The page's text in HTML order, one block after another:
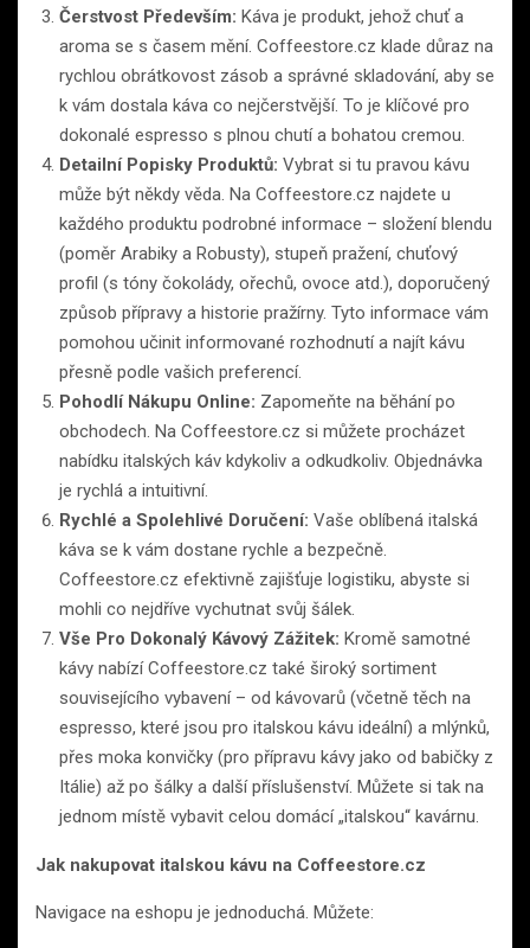
Čerstvost Především: Káva je produkt, jehož chuť a
aroma se s časem mění. Coffeestore.cz klade důraz na
rychlou obrátkovost zásob a správné skladování, aby se
k vám dostala káva co nejčerstvější. To je klíčové pro
dokonalé espresso s plnou chutí a bohatou cremou.
Detailní Popisky Produktů: Vybrat si tu pravou kávu
může být někdy věda. Na Coffeestore.cz najdete u
každého produktu podrobné informace – složení blendu
(poměr Arabiky a Robusty), stupeň pražení, chuťový
profil (s tóny čokolády, ořechů, ovoce atd.), doporučený
způsob přípravy a historie pražírny. Tyto informace vám
pomohou učinit informované rozhodnutí a najít kávu
přesně podle vašich preferencí.
Pohodlí Nákupu Online: Zapomeňte na běhání po
obchodech. Na Coffeestore.cz si můžete procházet
nabídku italských káv kdykoliv a odkudkoliv. Objednávka
je rychlá a intuitivní.
Rychlé a Spolehlivé Doručení: Vaše oblíbená italská
káva se k vám dostane rychle a bezpečně.
Coffeestore.cz efektivně zajišťuje logistiku, abyste si
mohli co nejdříve vychutnat svůj šálek.
Vše Pro Dokonalý Kávový Zážitek: Kromě samotné
kávy nabízí Coffeestore.cz také široký sortiment
souvisejícího vybavení – od kávovarů (včetně těch na
espresso, které jsou pro italskou kávu ideální) a mlýnků,
přes moka konvičky (pro přípravu kávy jako od babičky z
Itálie) až po šálky a další příslušenství. Můžete si tak na
jednom místě vybavit celou domácí „italskou“ kavárnu.
Jak nakupovat italskou kávu na Coffeestore.cz
Navigace na eshopu je jednoduchá. Můžete: